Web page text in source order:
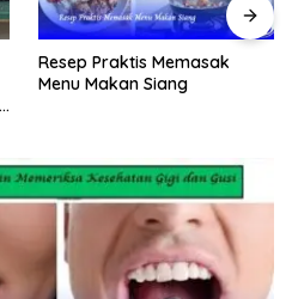
Resep Praktis Memasak
Menu Makan Siang